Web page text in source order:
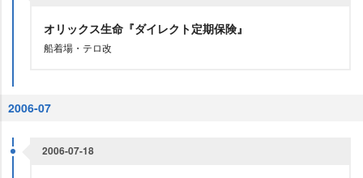
オリックス生命『ダイレクト定期保険』
船着場・テロ改
2006-07
2006-07-18